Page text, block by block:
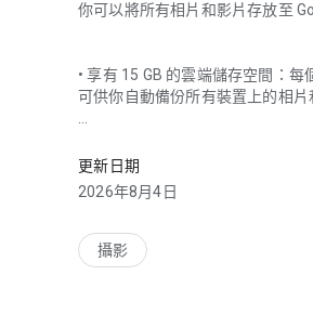
你可以將所有相片和影片存放至
• 享有 15 GB 的雲端儲存空間：
可供你自動備份所有裝置上的相片
• 自由運用 AI 編輯工具：只要點
復模糊功能則可改善相片失焦或
• 搜尋相片超簡單：只要像平常說
划獨木舟」，或「小愛在後院畫畫
更新日期
2026年8月4日
攝影